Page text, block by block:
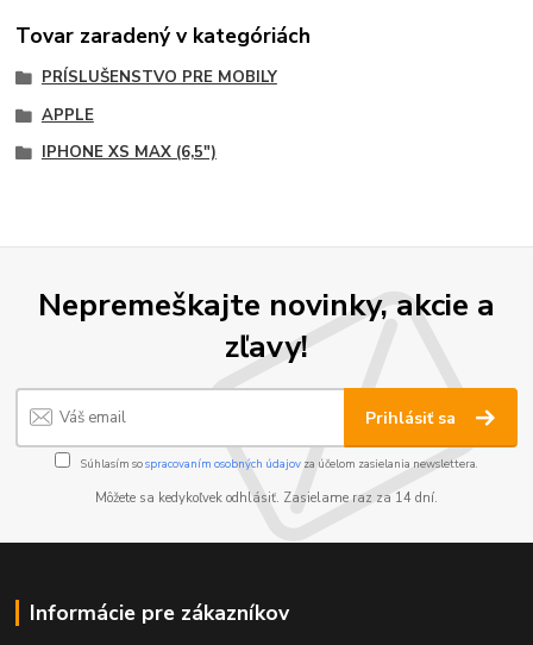
Tovar zaradený v kategóriách
PRÍSLUŠENSTVO PRE MOBILY
APPLE
IPHONE XS MAX (6,5")
Nepremeškajte novinky, akcie a
zľavy!
Prihlásiť sa
Súhlasím sospracovaním osobných údajov za účelom zasielania newslettera.
Môžete sa kedykoľvek odhlásiť. Zasielame raz za 14 dní.
Informácie pre zákazníkov